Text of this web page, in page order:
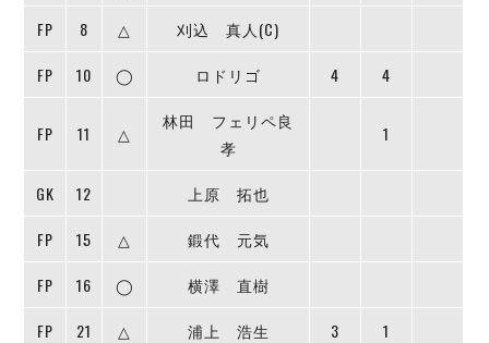
アグレミーナ浜松
デウソン神戸
ミラクルスマイル新居浜
FP
8 △
刈込 真人(C)
FP
10 ◯ ロドリゴ 4 4
FP 11 △
林田 フェリペ良
孝
1
GK 12
上原 拓也
FP
15 △
鍛代 元気
FP
16 ◯
横澤 直樹
FP
21 △ 浦上 浩生 3
1